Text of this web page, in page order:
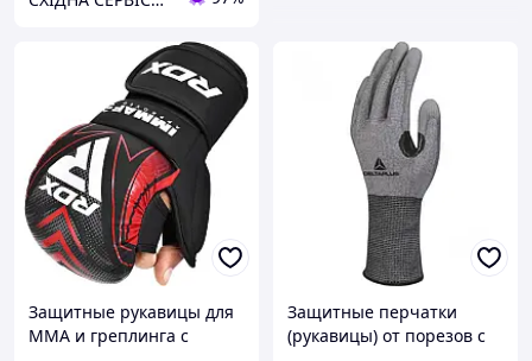
Защитные рукавицы для
ММА и греплинга с
Защитные перчатки
(рукавицы) от порезов с